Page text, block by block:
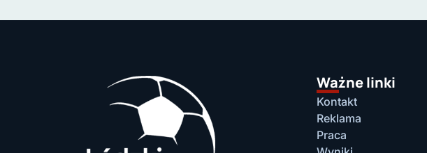
Ważne linki
Kontakt
Reklama
Praca